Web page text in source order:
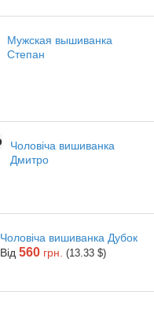
Мужская вышиванка
Степан
Чоловіча вишиванка
Дмитро
Чоловіча вишиванка Дубок
Від 560 грн. (13.33 $)